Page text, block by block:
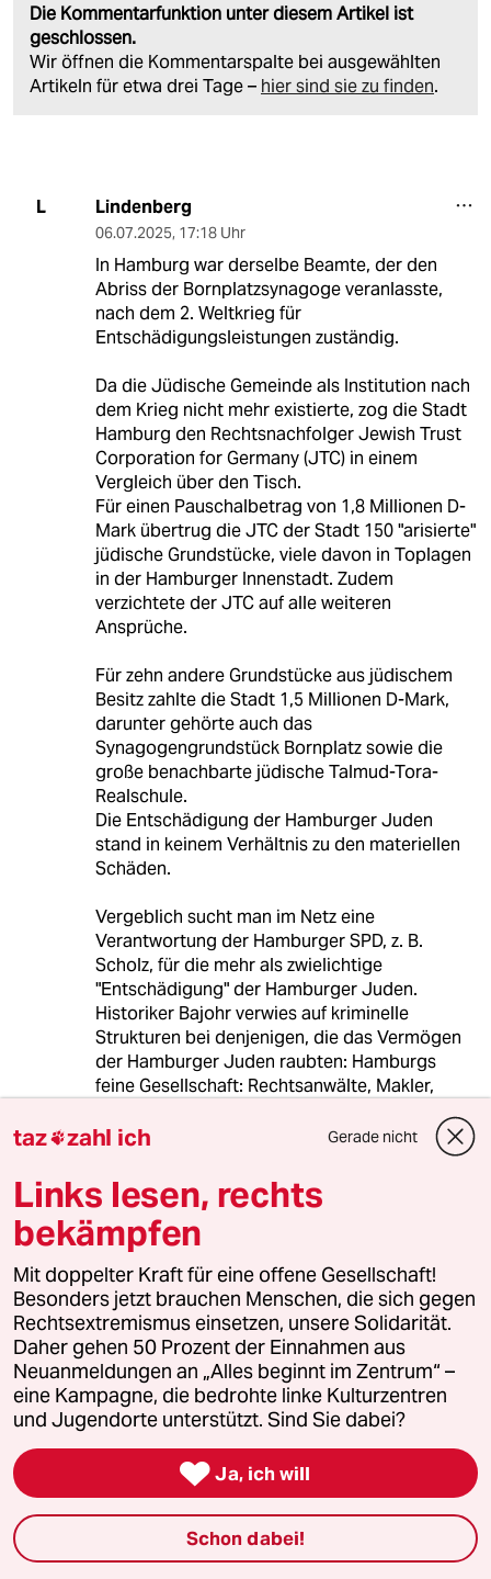
Die Kommentarfunktion unter diesem Artikel ist
geschlossen.
Wir öffnen die Kommentarspalte bei ausgewählten
Artikeln für etwa drei Tage – hier sind sie zu finden.
L Lindenberg
06.07.2025, 17:18 Uhr
In Hamburg war derselbe Beamte, der den
Abriss der Bornplatzsynagoge veranlasste,
nach dem 2. Weltkrieg für
Entschädigungsleistungen zuständig.
Da die Jüdische Gemeinde als Institution nach
dem Krieg nicht mehr existierte, zog die Stadt
Hamburg den Rechtsnachfolger Jewish Trust
Corporation for Germany (JTC) in einem
Vergleich über den Tisch.
Für einen Pauschalbetrag von 1,8 Millionen D-
Mark übertrug die JTC der Stadt 150 "arisierte"
jüdische Grundstücke, viele davon in Toplagen
in der Hamburger Innenstadt. Zudem
verzichtete der JTC auf alle weiteren
Ansprüche.
Für zehn andere Grundstücke aus jüdischem
Besitz zahlte die Stadt 1,5 Millionen D-Mark,
darunter gehörte auch das
Synagogengrundstück Bornplatz sowie die
große benachbarte jüdische Talmud-Tora-
Realschule.
Die Entschädigung der Hamburger Juden
stand in keinem Verhältnis zu den materiellen
Schäden.
Vergeblich sucht man im Netz eine
Verantwortung der Hamburger SPD, z. B.
Scholz, für die mehr als zwielichtige
"Entschädigung" der Hamburger Juden.
Historiker Bajohr verwies auf kriminelle
Strukturen bei denjenigen, die das Vermögen
der Hamburger Juden raubten: Hamburgs
feine Gesellschaft: Rechtsanwälte, Makler,
HF Hans - Friedrich Bär
07.07.2025
@Lindenberg:
Der Nationalsozialismus wurde
militärisch, nicht politisch , d.h. durch
eine große Zahl von Menschen im
Widerstand beendet. Wir hatten
einen Bundespräsidenten, dessen
Vater von seinem Sohn im Prozess
als vollkommen unschuldig verteidigt
worden war. Das ist in mehreren
Dimensionen symptomatisch.
D DonkeeeyKong
taz zahl ich Gerade nicht
Links lesen, rechts
bekämpfen
Mit doppelter Kraft für eine offene Gesellschaft!
Besonders jetzt brauchen Menschen, die sich gegen
Rechtsextremismus einsetzen, unsere Solidarität.
Daher gehen 50 Prozent der Einnahmen aus
Neuanmeldungen an „Alles beginnt im Zentrum“ –
eine Kampagne, die bedrohte linke Kulturzentren
und Jugendorte unterstützt. Sind Sie dabei?
 Ja, ich will
Schon dabei!